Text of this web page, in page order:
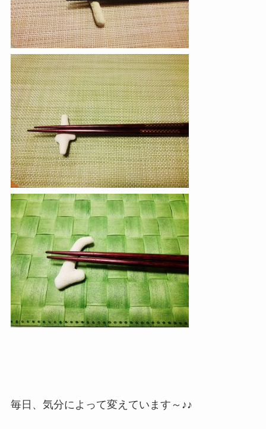
毎日、気分によって変えています～♪♪